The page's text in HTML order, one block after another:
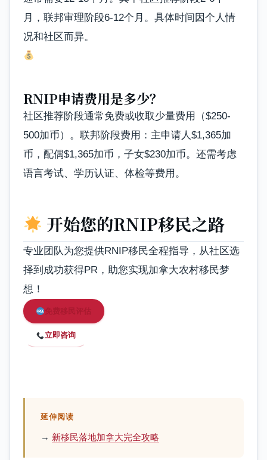
月，联邦审理阶段6-12个月。具体时间因个人情
况和社区而异。
RNIP申请费用是多少？
社区推荐阶段通常免费或收取少量费用（$250-
500加币）。联邦阶段费用：主申请人$1,365加
币，配偶$1,365加币，子女$230加币。还需考虑
语言考试、学历认证、体检等费用。
开始您的RNIP移民之路
专业团队为您提供RNIP移民全程指导，从社区选
择到成功获得PR，助您实现加拿大农村移民梦
想！
免费移民评估
立即咨询
延伸阅读
→ 新移民落地加拿大完全攻略